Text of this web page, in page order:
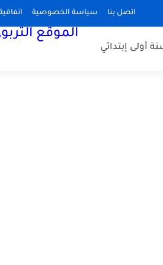
سياسة الخصوصية اتصل بنا
الموقع
أولى إبتدائي